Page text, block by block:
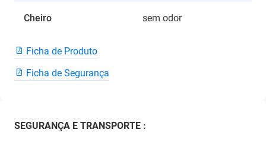
Cheiro sem odor
Ficha de Produto
Ficha de Segurança
SEGURANÇA E TRANSPORTE :